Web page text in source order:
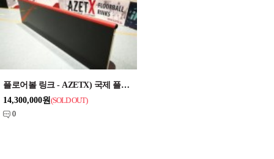
플로어볼 링크 - AZETX) 국제 플로어볼 링크 [AZETX-B(Black)-40x20m]
14,300,000원(SOLD OUT)
0